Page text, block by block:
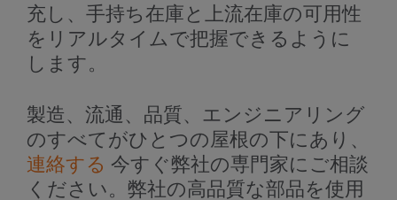
充し、手持ち在庫と上流在庫の可用性
をリアルタイムで把握できるように
します。
製造、流通、品質、エンジニアリング
のすべてがひとつの屋根の下にあり、
連絡する 今すぐ弊社の専門家にご相談
ください。弊社の高品質な部品を使用